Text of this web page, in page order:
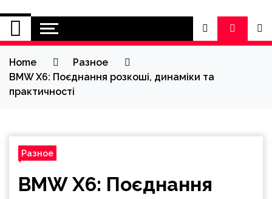
Home
Разное
BMW X6: Поєднання розкоші, динаміки та
практичності
Разное
BMW X6: Поєднання